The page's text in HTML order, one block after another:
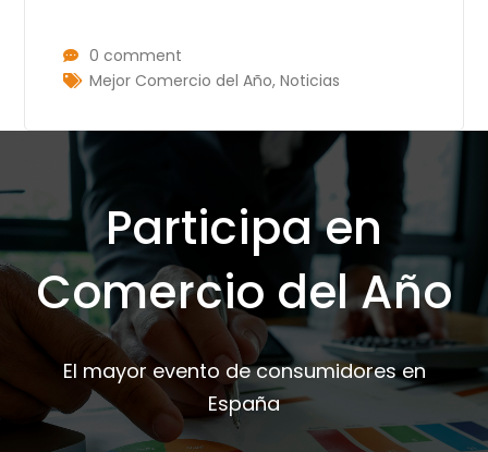
0 comment
Mejor Comercio del Año,Noticias
Participa en
Comercio del Año
El mayor evento de consumidores en
España